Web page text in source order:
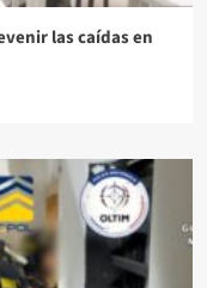
las caídas en